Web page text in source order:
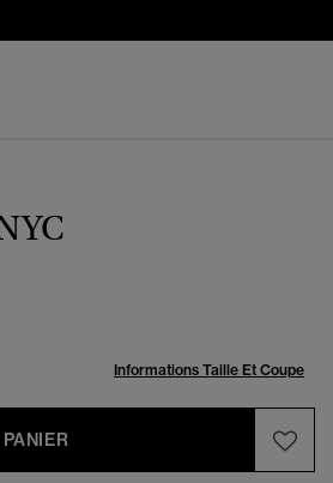
Informations Taille Et Coupe
PANIER